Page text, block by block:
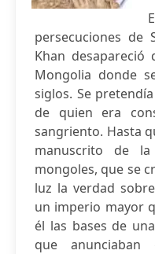
persecuciones de
Khan
Mongolia donde
siglos. Se
de quien era
sangriento. Hasta
manuscrito de
mongoles, que se
luz la verdad
un imperio mayor
él las bases de
que